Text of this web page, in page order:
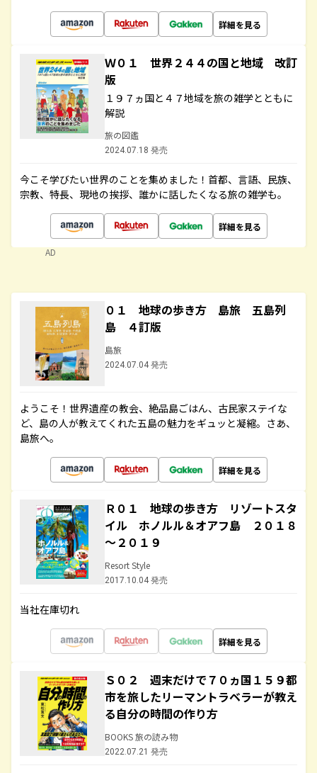
詳細を見る
Ｗ０１ 世界２４４の国と地域 改訂
版
１９７ヵ国と４７地域を旅の雑学とともに
解説
旅の図鑑
2024.07.18 発売
今こそ学びたい世界のことを集めました！首都、言語、民族、
宗教、特長、現地の挨拶、誰かに話したくなる旅の雑学も。
詳細を見る
AD
０１ 地球の歩き方 島旅 五島列
島 ４訂版
島旅
2024.07.04 発売
ようこそ！世界遺産の教会、絶品島ごはん、古民家ステイな
ど、島の人が教えてくれた五島の魅力をギュッと凝縮。さあ、
島旅へ。
詳細を見る
Ｒ０１ 地球の歩き方 リゾートスタ
イル ホノルル＆オアフ島 ２０１８
～２０１９
Resort Style
2017.10.04 発売
当社在庫切れ
詳細を見る
Ｓ０２ 週末だけで７０ヵ国１５９都
市を旅したリーマントラベラーが教え
る自分の時間の作り方
BOOKS 旅の読み物
2022.07.21 発売